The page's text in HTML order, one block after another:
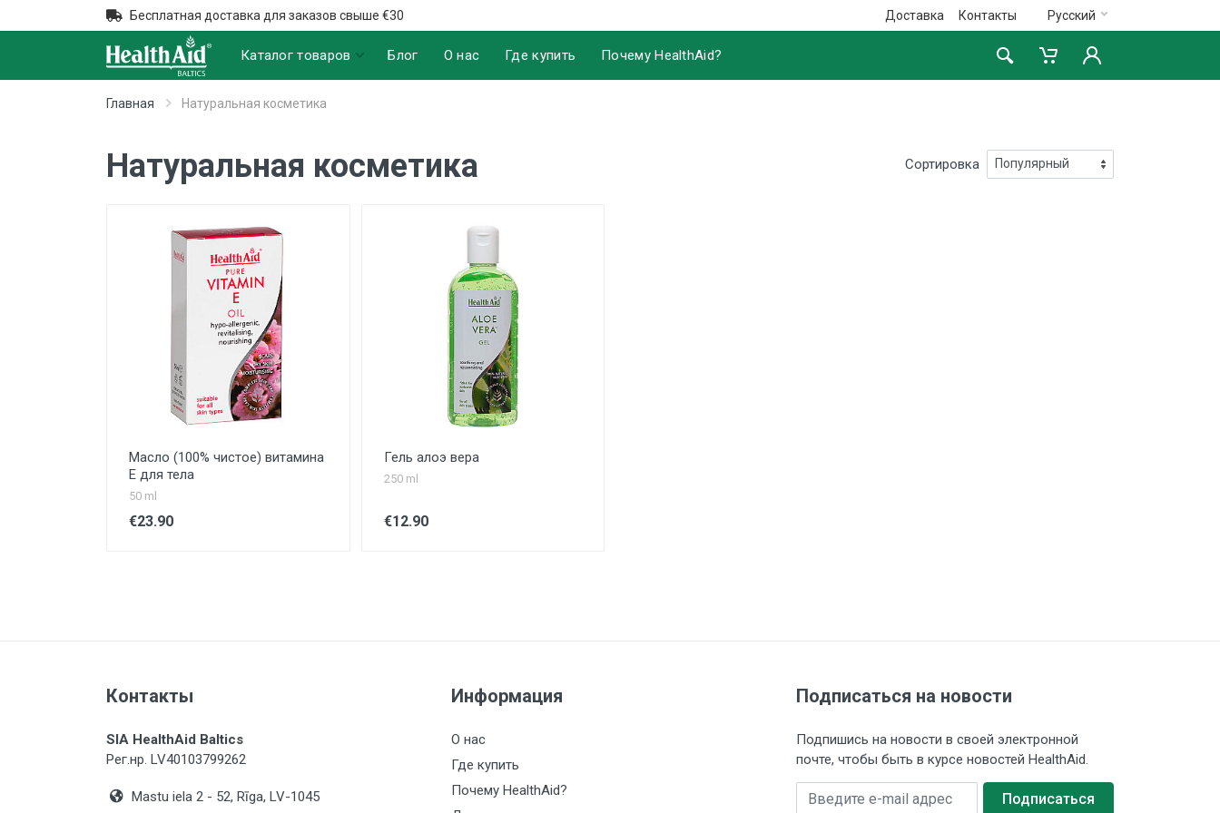
Бесплатная доставка для заказов свыше €30 Доставка Контакты Русский
Каталог товаров Блог О нас Где купить Почему HealthAid?
Главная Натуральная косметика
Натуральная косметика Сортировка
Масло (100% чистое) витамина
Е для тела
50 ml
€23.90
Гель алоэ вера
250 ml
€12.90
Контакты
SIA HealthAid Baltics
Рег.нр. LV40103799262
Mastu iela 2 - 52, Rīga, LV-1045
Информация
О нас
Где купить
Почему HealthAid?
Подписаться на новости
Подпишись на новости в своей электронной
почте, чтобы быть в курсе новостей HealthAid.
Введите e-mail адрес Подписаться